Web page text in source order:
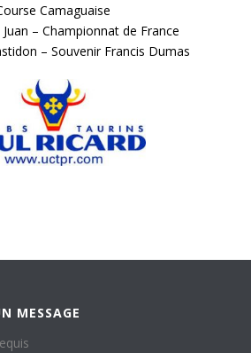
Camaguaise
– Championnat de France
– Souvenir Francis Dumas
MESSAGE